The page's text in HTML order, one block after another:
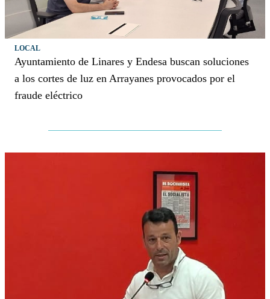
LOCAL
Ayuntamiento de Linares y Endesa buscan soluciones
a los cortes de luz en Arrayanes provocados por el
fraude eléctrico